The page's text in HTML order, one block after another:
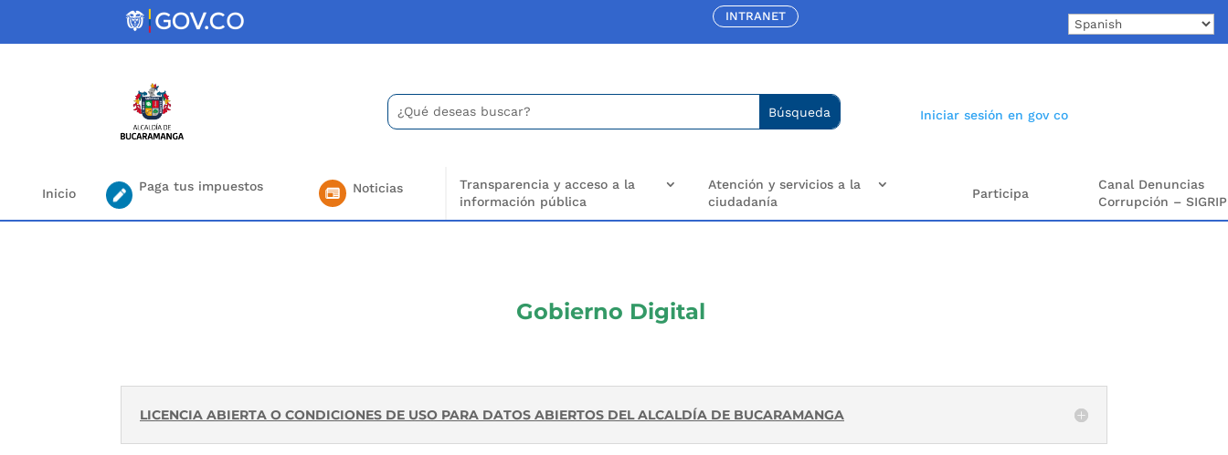
INTRANET
Buscar:
Search
for...
Iniciar sesión en gov co
Inicio Paga tus impuestos Noticias
Transparencia y acceso a la
información pública
Atención y servicios a la
ciudadanía
Participa
Canal Denuncias
Corrupción – SIGRIP
Gobierno Digital
LICENCIA ABIERTA O CONDICIONES DE USO PARA DATOS ABIERTOS DEL ALCALDÍA DE BUCARAMANGA